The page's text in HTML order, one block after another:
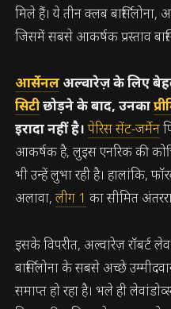
मिले हैं। ये तीन क्लब
जिसमें सबसे आकर्षक प्रस्ताव
आर्सेनल अल्वारेज़ के लिए
सिटीछोड़ने के बाद, उनका
इरादा नहीं है।पेरिस सेंट-जर्मेन
आकर्षक है, लुइस एनरिक की
भी उन्हें लुभा रही है। हालांकि,
अलावा,लीग 1 का सीमित
इसके विपरीत, अल्वारेज़ रॉबर्ट
बार्सिलोना के सबसे अच्छे
समाप्त हो रहा है। भले ही